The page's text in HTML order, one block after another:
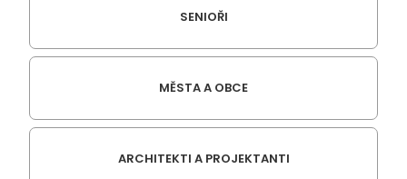
SENIOŘI
MĚSTA A OBCE
ARCHITEKTI A PROJEKTANTI